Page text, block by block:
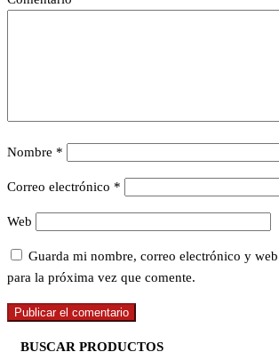
Nombre *
Correo electrónico *
Web
Guarda mi nombre, correo electrónico y
para la próxima vez que comente.
BUSCAR PRODUCTOS